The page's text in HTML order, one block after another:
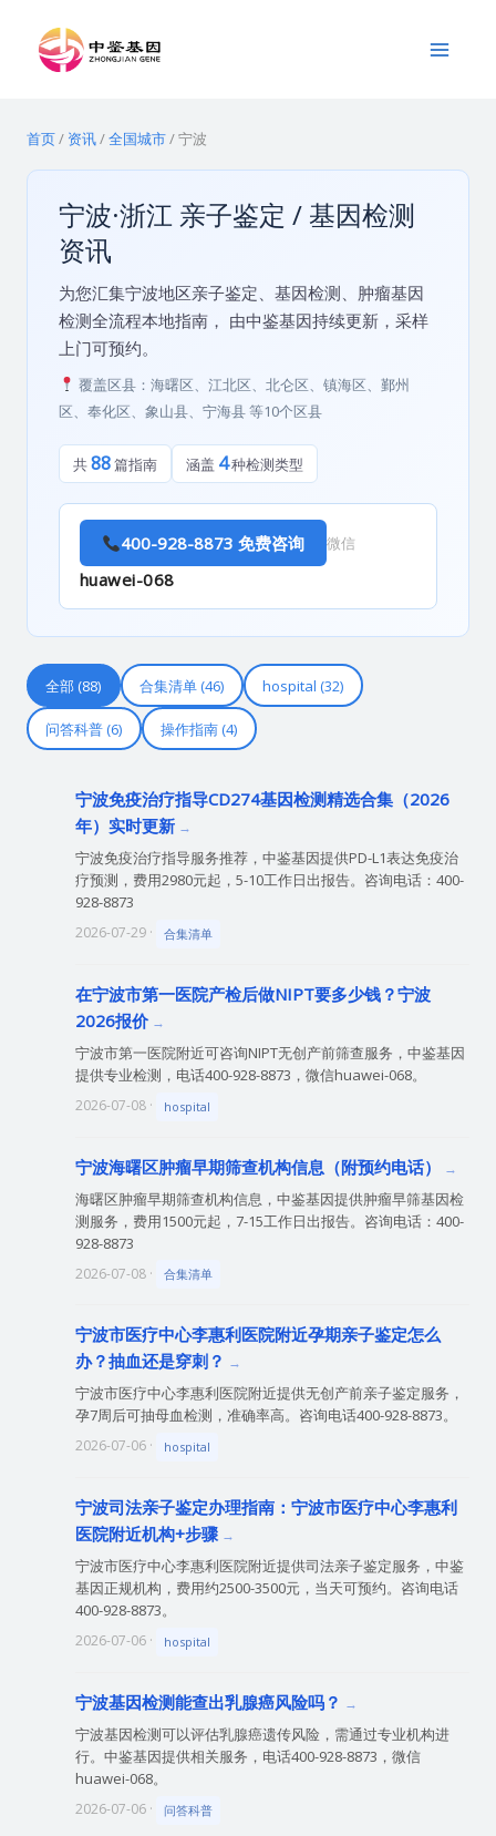
Menu
首页/ 资讯/全国城市/宁波
宁波·浙江 亲子鉴定 / 基因检测
资讯
为您汇集宁波地区亲子鉴定、基因检测、肿瘤基因
检测全流程本地指南， 由中鉴基因持续更新，采样
上门可预约。
覆盖区县：海曙区、江北区、北仑区、镇海区、鄞州
区、奉化区、象山县、宁海县 等10个区县
共88篇指南 涵盖 4种检测类型
400-928-8873 免费咨询 微信
huawei-068
全部 (88) 合集清单 (46) hospital (32)
问答科普 (6) 操作指南 (4)
宁波免疫治疗指导CD274基因检测精选合集（2026
年）实时更新
宁波免疫治疗指导服务推荐，中鉴基因提供PD-L1表达免疫治
疗预测，费用2980元起，5-10工作日出报告。咨询电话：400-
928-8873
2026-07-29 · 合集清单
在宁波市第一医院产检后做NIPT要多少钱？宁波
2026报价
宁波市第一医院附近可咨询NIPT无创产前筛查服务，中鉴基因
提供专业检测，电话400-928-8873，微信huawei-068。
2026-07-08 · hospital
宁波海曙区肿瘤早期筛查机构信息（附预约电话）
海曙区肿瘤早期筛查机构信息，中鉴基因提供肿瘤早筛基因检
测服务，费用1500元起，7-15工作日出报告。咨询电话：400-
928-8873
2026-07-08 · 合集清单
宁波市医疗中心李惠利医院附近孕期亲子鉴定怎么
办？抽血还是穿刺？
宁波市医疗中心李惠利医院附近提供无创产前亲子鉴定服务，
孕7周后可抽母血检测，准确率高。咨询电话400-928-8873。
2026-07-06 · hospital
宁波司法亲子鉴定办理指南：宁波市医疗中心李惠利
医院附近机构+步骤
宁波市医疗中心李惠利医院附近提供司法亲子鉴定服务，中鉴
基因正规机构，费用约2500-3500元，当天可预约。咨询电话
400-928-8873。
2026-07-06 · hospital
宁波基因检测能查出乳腺癌风险吗？
宁波基因检测可以评估乳腺癌遗传风险，需通过专业机构进
行。中鉴基因提供相关服务，电话400-928-8873，微信
huawei-068。
2026-07-06 · 问答科普